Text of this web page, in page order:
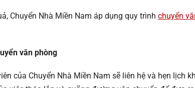
Chuyển Nhà Miền Nam áp dụng quy trình chuyển
văn phòng
của Chuyển Nhà Miền Nam sẽ liên hệ và hẹn